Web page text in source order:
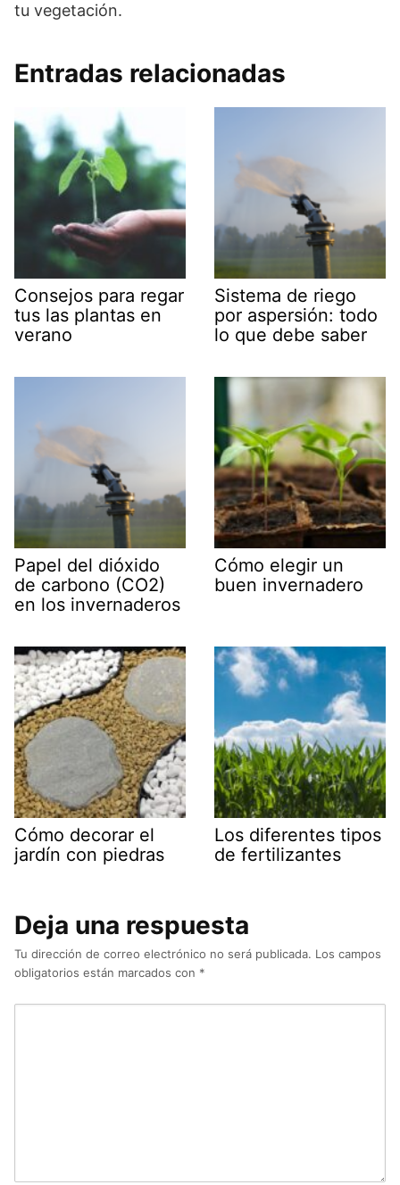
tu vegetación.
Entradas relacionadas
Consejos para regar
tus las plantas en
verano
Sistema de riego
por aspersión: todo
lo que debe saber
Papel del dióxido
de carbono (CO2)
en los invernaderos
Cómo elegir un
buen invernadero
Cómo decorar el
jardín con piedras
Los diferentes tipos
de fertilizantes
Deja una respuesta
Tu dirección de correo electrónico no será publicada. Los campos
obligatorios están marcados con *